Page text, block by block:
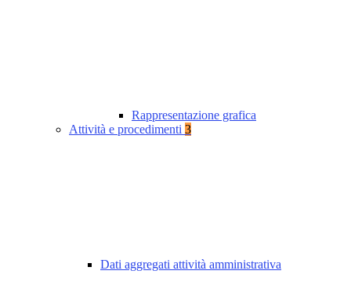
Rappresentazione grafica
Attività e procedimenti 3
Dati aggregati attività amministrativa